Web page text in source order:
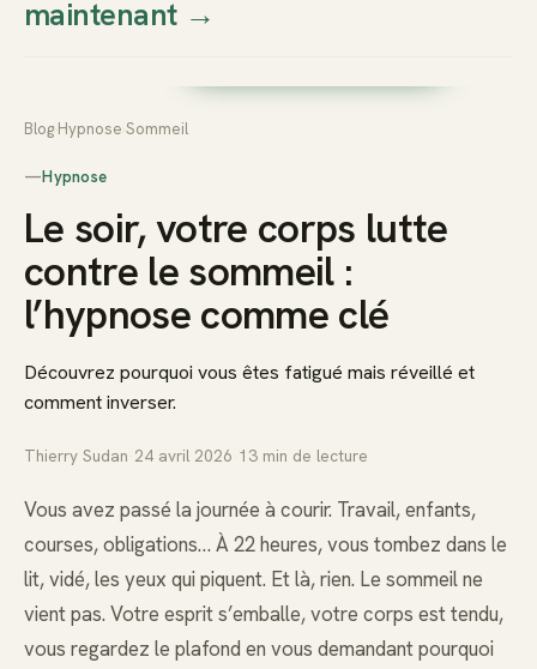
Thierry
Prendre rendez-vous dès
maintenant→
Blog Hypnose Sommeil
—Hypnose
Le soir, votre corps lutte
contre le sommeil :
l’hypnose comme clé
Découvrez pourquoi vous êtes fatigué mais réveillé et
comment inverser.
Thierry Sudan 24 avril 2026 13 min de lecture
Vous avez passé la journée à courir. Travail, enfants,
courses, obligations… À 22 heures, vous tombez dans le
lit, vidé, les yeux qui piquent. Et là, rien. Le sommeil ne
vient pas. Votre esprit s’emballe, votre corps est tendu,
vous regardez le plafond en vous demandant pourquoi